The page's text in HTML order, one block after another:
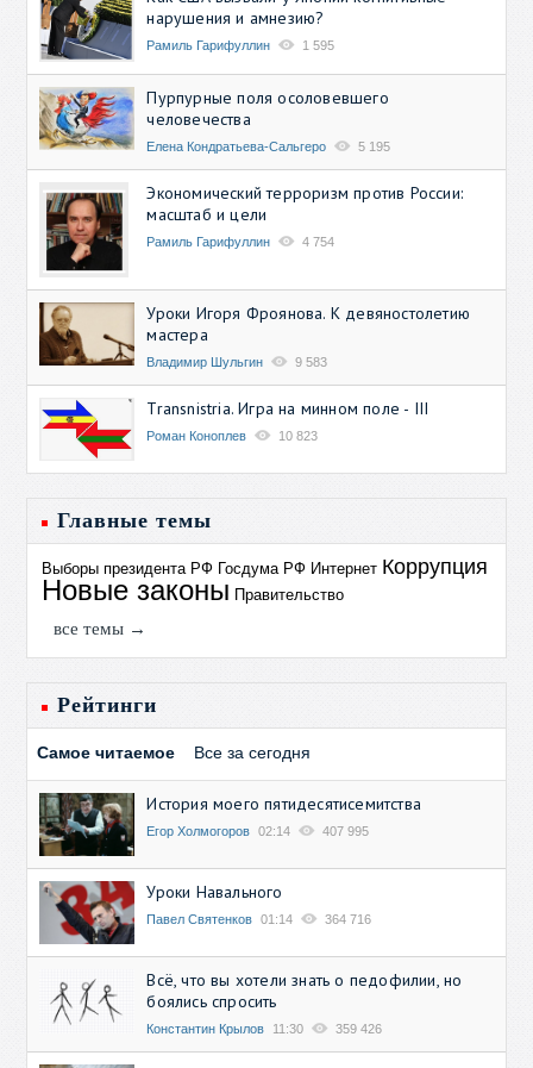
нарушения и амнезию?
Рамиль Гарифуллин 1 595
Пурпурные поля осоловевшего
человечества
Елена Кондратьева-Сальгеро 5 195
Экономический терроризм против России:
масштаб и цели
Рамиль Гарифуллин 4 754
Уроки Игоря Фроянова. К девяностолетию
мастера
Владимир Шульгин 9 583
Transnistria. Игра на минном поле - III
Роман Коноплев 10 823
Главные темы
Выборы президента РФ Госдума РФ Интернет Коррупция
Новые законы Правительство
все темы →
Рейтинги
Самое читаемое Все за сегодня
История моего пятидесятисемитства
Егор Холмогоров 02:14 407 995
Уроки Навального
Павел Святенков 01:14 364 716
Всё, что вы хотели знать о педофилии, но
боялись спросить
Константин Крылов 11:30 359 426